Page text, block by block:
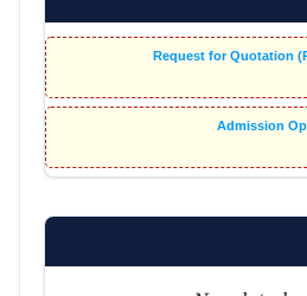
Request for Quotation
Admission